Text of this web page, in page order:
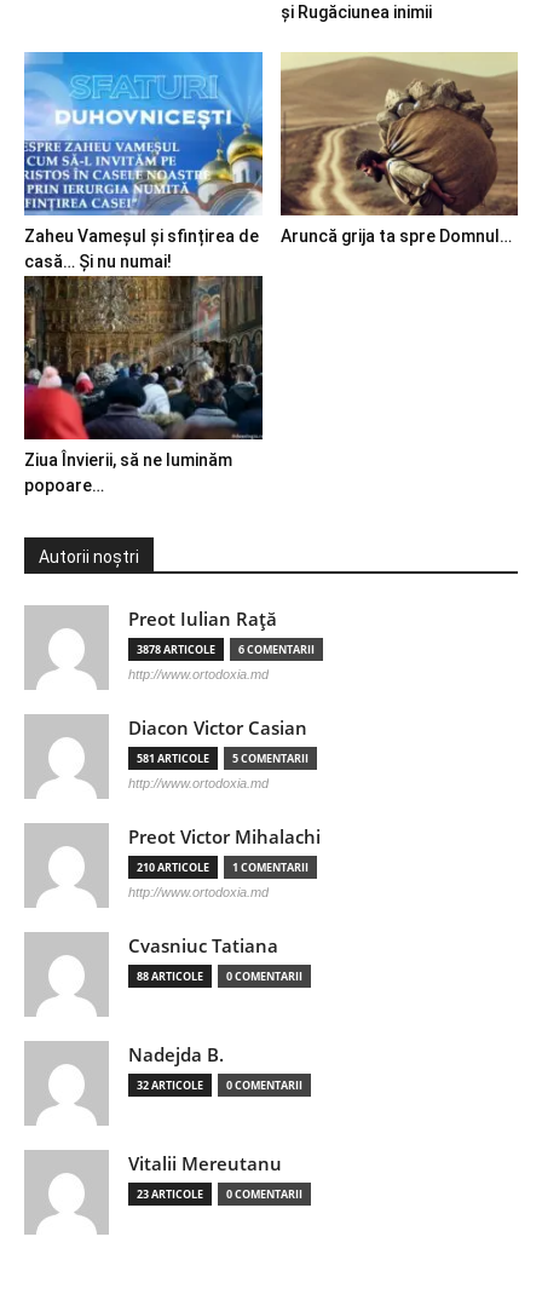
și Rugăciunea inimii
Zaheu Vameșul și sfințirea de
casă… Și nu numai!
Aruncă grija ta spre Domnul…
Ziua Învierii, să ne luminăm
popoare…
Autorii noștri
Preot Iulian Raţă
3878 ARTICOLE 6 COMENTARII
http://www.ortodoxia.md
Diacon Victor Casian
581 ARTICOLE 5 COMENTARII
http://www.ortodoxia.md
Preot Victor Mihalachi
210 ARTICOLE 1 COMENTARII
http://www.ortodoxia.md
Cvasniuc Tatiana
88 ARTICOLE 0 COMENTARII
Nadejda B.
32 ARTICOLE 0 COMENTARII
Vitalii Mereutanu
23 ARTICOLE 0 COMENTARII